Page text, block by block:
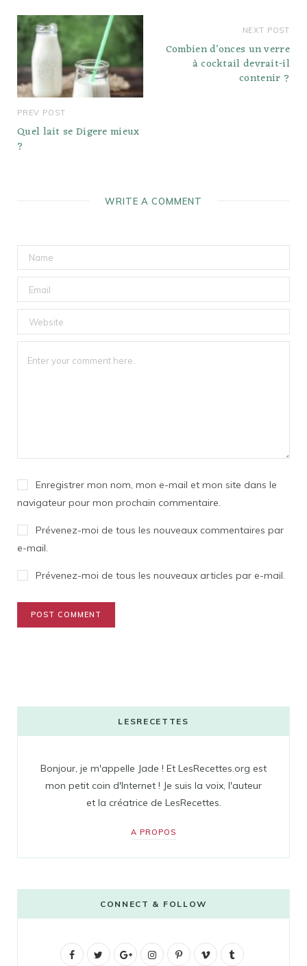
PREV POST
Quel lait se Digere mieux
?
NEXT POST
Combien d’onces un verre
à cocktail devrait-il
contenir ?
WRITE A COMMENT
Enregistrer mon nom, mon e-mail et mon site dans le
navigateur pour mon prochain commentaire.
Prévenez-moi de tous les nouveaux commentaires par
e-mail.
Prévenez-moi de tous les nouveaux articles par e-mail.
LESRECETTES
Bonjour, je m'appelle Jade ! Et LesRecettes.org est
mon petit coin d'Internet ! Je suis la voix, l'auteur
et la créatrice de LesRecettes.
A PROPOS
CONNECT & FOLLOW
F
G
I
P
V